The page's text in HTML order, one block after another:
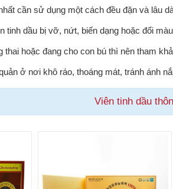
cần sử dụng một cách đều đặn và lâu
tinh dầu bị vỡ, nứt, biến dạng hoặc đổi
hoặc đang cho con bú thì nên tham
ở nơi khô ráo, thoáng mát, tránh ánh
Viên tinh dầu